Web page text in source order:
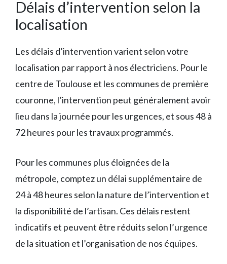
Délais d’intervention selon la
localisation
Les délais d’intervention varient selon votre
localisation par rapport à nos électriciens. Pour le
centre de Toulouse et les communes de première
couronne, l’intervention peut généralement avoir
lieu dans la journée pour les urgences, et sous 48 à
72 heures pour les travaux programmés.
Pour les communes plus éloignées de la
métropole, comptez un délai supplémentaire de
24 à 48 heures selon la nature de l’intervention et
la disponibilité de l’artisan. Ces délais restent
indicatifs et peuvent être réduits selon l’urgence
de la situation et l’organisation de nos équipes.